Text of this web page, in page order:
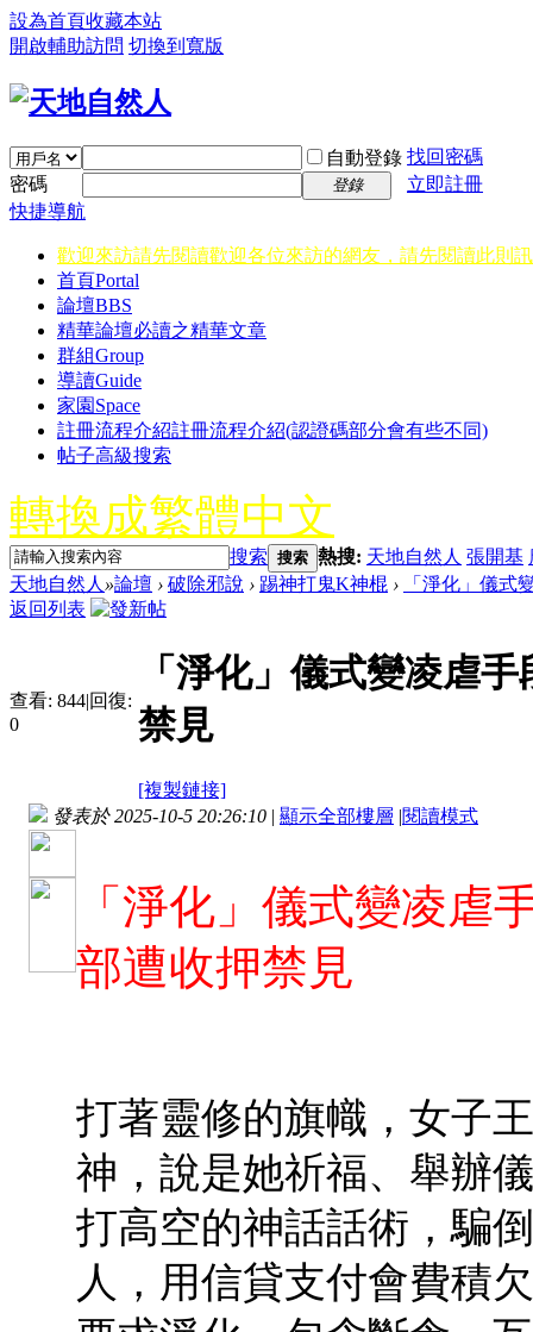
設為首頁收藏本站
開啟輔助訪問 切換到寬版
自動登錄 找回密碼
密碼
登錄
立即註冊
快捷導航
歡迎來訪請先閱讀歡迎各位來訪的網友，請先閱讀此則
首頁Portal
論壇BBS
精華論壇必讀之精華文章
群組Group
導讀Guide
家園 Space
註冊流程介紹註冊流程介紹(認證碼部分會有些不同)
帖子高級搜索
轉換成繁體中文
搜索 搜索 熱搜: 天地自然人 張開基
天地自然人 »論壇 › 破除邪說 › 踢神打鬼K神棍 ›
「淨化」儀式
返回列表
查看: 844|回復:
0
「淨化」儀式變凌虐
禁見
[複製鏈接]
發表於 2025-10-5 20:26:10 | 顯示全部樓層 |閱讀模式
「淨化」儀式變凌虐
部遭收押禁見
打著靈修的旗幟，女子
神，說是她祈福、舉辦
打高空的神話話術，騙
人，用信貸支付會費積